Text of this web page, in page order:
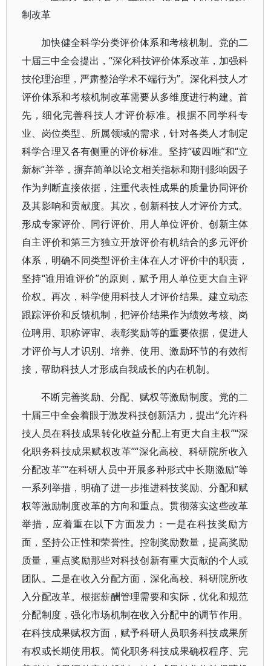
制改革
加快健全科学分类评价体系和考核机制。党的二
十届三中全会提出，“深化科技评价体系改革，加强科
技伦理治理，严肃整治学术不端行为”。深化科技人才
评价体系和考核机制改革需要从多维度进行构建。首
先，细化完善科技人才评价标准。根据不同学科专
业、岗位类型、所属领域的需求，针对各类人才制定
科学合理又各有侧重的评价标准。坚持“破四唯”和“立
新标”并举，摒弃简单以论文相关指标和期刊影响因子
作为判断直接依据，注重代表性成果的质量协同评价
及其影响和贡献度。其次，创新科技人才评价方式。
形成专家评价、同行评价、用人单位评价、创新主体
自主评价和第三方独立开放评价有机结合的多元评价
体系，明确不同类型评价主体在人才评价中的职责，
坚持“谁用谁评价”的原则，赋予用人单位更大自主评
价权。再次，科学使用科技人才评价结果。建立动态
跟踪评价和反馈机制，把评价结果作为绩效考核、岗
位聘用、职称评审、表彰奖励等的重要依据，促进人
才评价与人才识别、培养、使用、激励环节的有效衔
接，帮助科技人才形成自我成长的内在机制。
不断完善奖励、分配、赋权等激励制度。党的二
十届三中全会着眼于激发科技创新活力，提出“允许科
技人员在科技成果转化收益分配上有更大自主权”“深
化职务科技成果赋权改革”“深化高校、科研院所收入
分配改革”“在科研人员中开展多种形式中长期激励”等
一系列举措，明确了进一步推进科技奖励、分配和赋
权等激励制度改革的方向和重点。贯彻落实这些改革
举措，应着重在以下方面发力：一是在科技奖励方
面，坚持公正性和荣誉性。控制奖励数量，提高奖励
质量，重点奖励那些对科技创新有重大贡献的个人或
团队。二是在收入分配方面，深化高校、科研院所收
入分配改革。根据薪酬管理需要和实际，优化和规范
分配制度，强化市场机制在收入分配中的调节作用。
在科技成果赋权方面，赋予科研人员职务科技成果所
有权或长期使用权。简化职务科技成果确权程序、完